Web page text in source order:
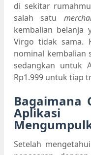
di sekitar
salah satu
kembalian belanja
Virgo tidak sama.
nominal kembalian
sedangkan untuk
Rp1.999 untuk tiap
Bagaimana
Setelah